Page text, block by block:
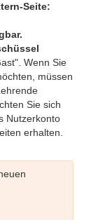
Seite:
Wenn Sie
müssen
Sie sich
Nutzerkonto
erhalten.